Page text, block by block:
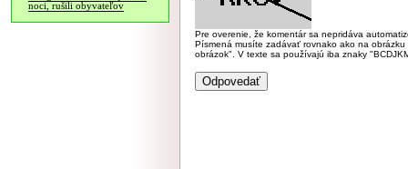
noci, rušili obyvateľov
Pre overenie, že komentár sa nepridáva
Písmená musíte zadávať rovnako ako na
obrázok". V texte sa používajú iba znaky